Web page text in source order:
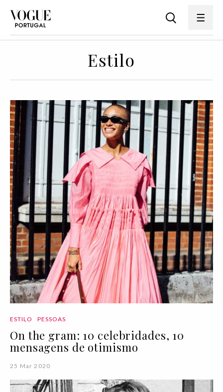
Estilo
ESTILO PESSOAS
On the gram: 10 celebridades, 10
mensagens de otimismo
25 Mar 2020